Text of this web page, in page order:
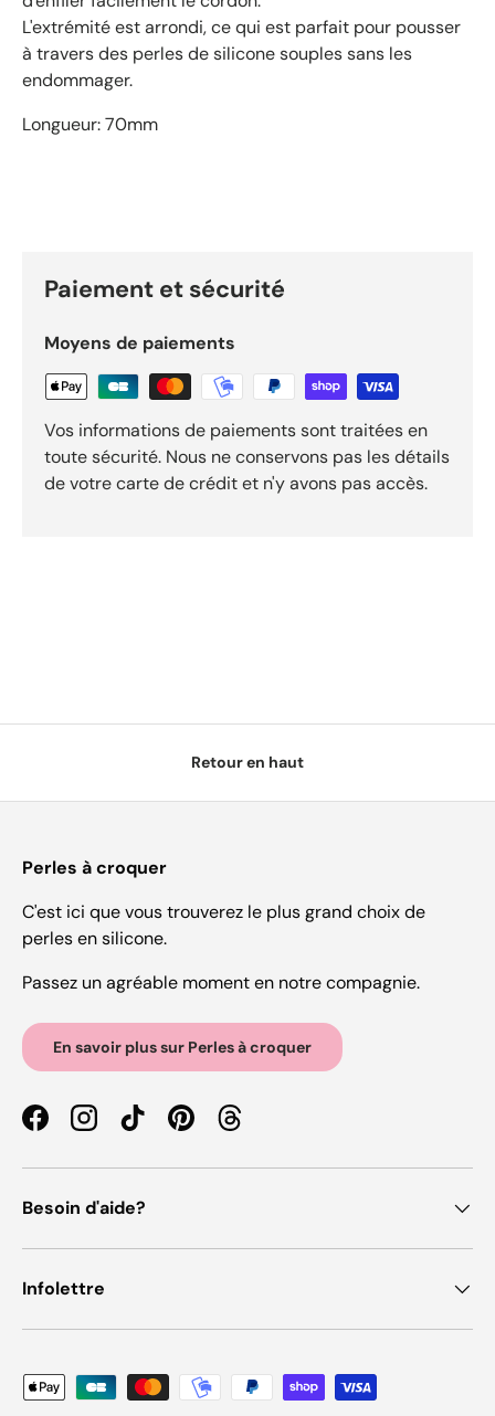
L'extrémité est arrondi, ce qui est parfait pour pousser
à travers des perles de silicone souples sans les
endommager.
Longueur: 70mm
Paiement et sécurité
Moyens de paiements
Vos informations de paiements sont traitées en
toute sécurité. Nous ne conservons pas les détails
de votre carte de crédit et n'y avons pas accès.
Retour en haut
Perles à croquer
C'est ici que vous trouverez le plus grand choix de
perles en silicone.
Passez un agréable moment en notre compagnie.
En savoir plus sur Perles à croquer
FacebookInstagramTikTokPinterestThreads
Besoin d'aide?
Infolettre
Moyens de paiement acceptés